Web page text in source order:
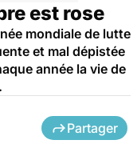
est rose
mondiale de lutte
et mal dépistée
année la vie de
Partager